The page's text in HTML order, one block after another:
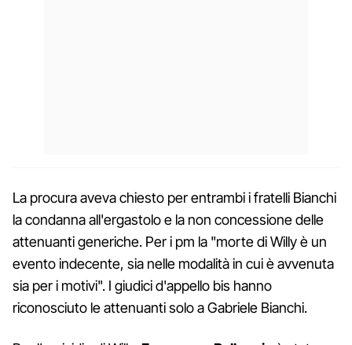
La procura aveva chiesto per entrambi i fratelli Bianchi
la condanna all'ergastolo e la non concessione delle
attenuanti generiche. Per i pm la "morte di Willy è un
evento indecente, sia nelle modalità in cui è avvenuta
sia per i motivi". I giudici d'appello bis hanno
riconosciuto le attenuanti solo a Gabriele Bianchi.